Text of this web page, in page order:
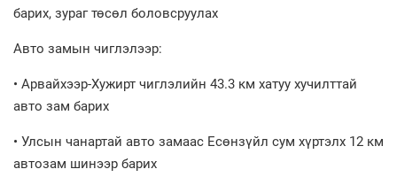
барих, зураг төсөл боловсруулах
Авто замын чиглэлээр:
• Арвайхээр-Хужирт чиглэлийн 43.3 км хатуу хучилттай
авто зам барих
• Улсын чанартай авто замаас Есөнзүйл сум хүртэлх 12 км
автозам шинээр барих